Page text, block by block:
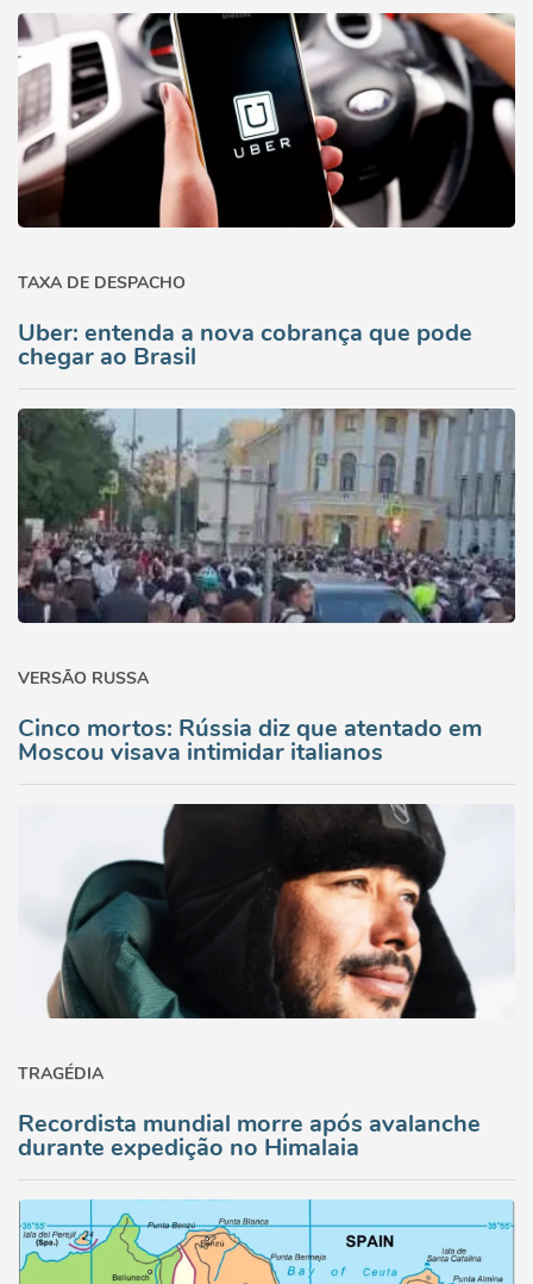
TAXA DE DESPACHO
Uber: entenda a nova cobrança que pode
chegar ao Brasil
VERSÃO RUSSA
Cinco mortos: Rússia diz que atentado em
Moscou visava intimidar italianos
TRAGÉDIA
Recordista mundial morre após avalanche
durante expedição no Himalaia